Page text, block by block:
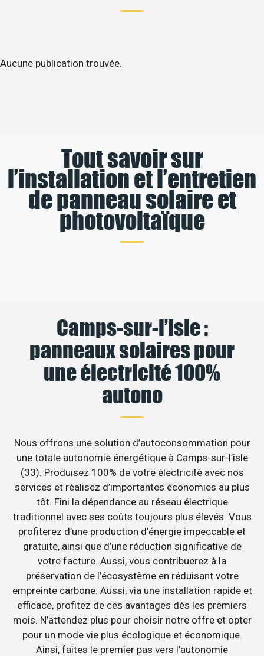
Aucune publication trouvée.
Tout savoir sur
l’installation et l’entretien
de panneau solaire et
photovoltaïque
Camps-sur-l’isle :
panneaux solaires pour
une électricité 100%
autono
Nous offrons une solution d’autoconsommation pour
une totale autonomie énergétique à Camps-sur-l’isle
(33). Produisez 100% de votre électricité avec nos
services et réalisez d’importantes économies au plus
tôt. Fini la dépendance au réseau électrique
traditionnel avec ses coûts toujours plus élevés. Vous
profiterez d’une production d’énergie impeccable et
gratuite, ainsi que d’une réduction significative de
votre facture. Aussi, vous contribuerez à la
préservation de l’écosystème en réduisant votre
empreinte carbone. Aussi, via une installation rapide et
efficace, profitez de ces avantages dès les premiers
mois. N’attendez plus pour choisir notre offre et opter
pour un mode vie plus écologique et économique.
Ainsi, faites le premier pas vers l’autonomie